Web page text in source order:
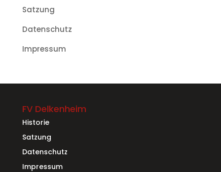
Satzung
Datenschutz
Impressum
FV Delkenheim
Historie
Satzung
Datenschutz
Impressum